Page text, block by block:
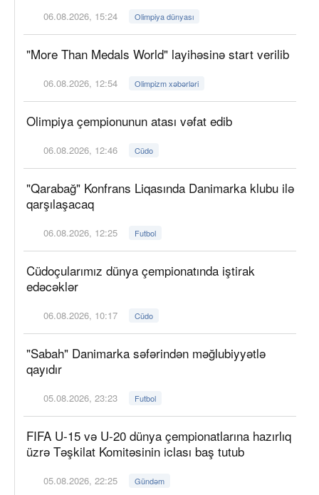
06.08.2026, 15:24 Olimpiya dünyası
"More Than Medals World" layihəsinə start verilib
06.08.2026, 12:54 Olimpizm xəbərləri
Olimpiya çempionunun atası vəfat edib
06.08.2026, 12:46 Cüdo
"Qarabağ" Konfrans Liqasında Danimarka klubu ilə
qarşılaşacaq
06.08.2026, 12:25 Futbol
Cüdoçularımız dünya çempionatında iştirak
edəcəklər
06.08.2026, 10:17 Cüdo
"Sabah" Danimarka səfərindən məğlubiyyətlə
qayıdır
05.08.2026, 23:23 Futbol
FIFA U-15 və U-20 dünya çempionatlarına hazırlıq
üzrə Təşkilat Komitəsinin iclası baş tutub
05.08.2026, 22:25 Gündəm